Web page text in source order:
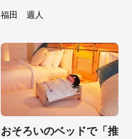
「そのまま精霊馬に使え
そう」
福田 週人
おそろいのベッドで「推